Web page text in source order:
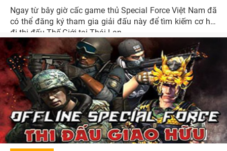
Ngay từ bây giờ cấc game thủ Special Force Việt Nam đã
có thể đăng ký tham gia giải đấu này để tìm kiếm cơ hội
đi thi đấu Thế Giới tại Thái Lan.